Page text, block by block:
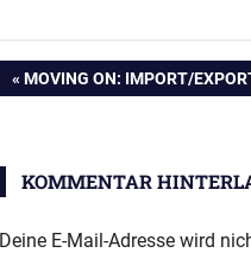
VORHERIGER
MOVING ON: IMPORT/
KOMMENTAR
Deine E-Mail-Adresse wird